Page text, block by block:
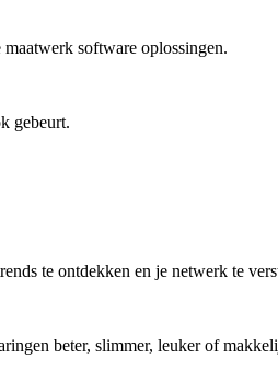
software oplossingen.
gebeurt.
te ontdekken en je netwerk te
beter, slimmer, leuker of